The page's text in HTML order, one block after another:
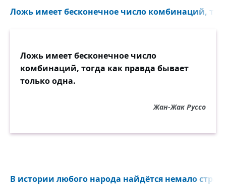
Ложь имеет бесконечное число комбинаций,
Ложь имеет бесконечное число
комбинаций, тогда как правда бывает
только одна.
Жан-Жак Руссо
В истории любого народа найдётся немало